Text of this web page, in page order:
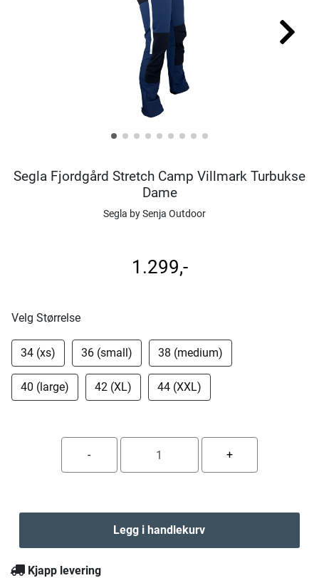
Segla Fjordgård Stretch Camp Villmark Turbukse
Dame
Segla by Senja Outdoor
1.299,-
Velg Størrelse
34 (xs) 36 (small) 38 (medium)
40 (large) 42 (XL) 44 (XXL)
Legg i handlekurv
Kjapp levering